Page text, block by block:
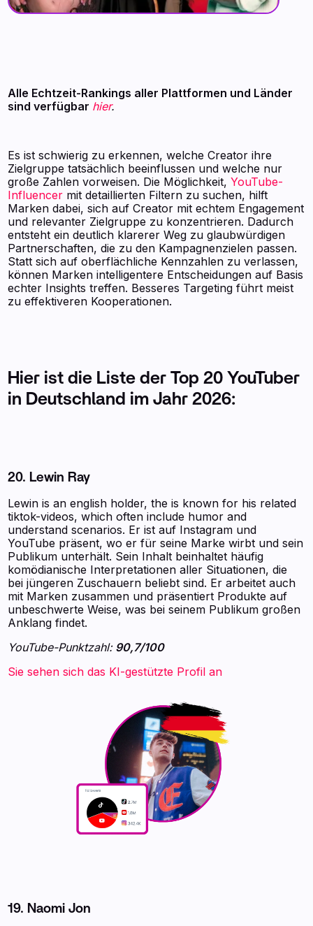
Alle Echtzeit-Rankings aller Plattformen und Länder
sind verfügbar hier.
Es ist schwierig zu erkennen, welche Creator ihre
Zielgruppe tatsächlich beeinflussen und welche nur
große Zahlen vorweisen. Die Möglichkeit,YouTube-
Influencer mit detaillierten Filtern zu suchen, hilft
Marken dabei, sich auf Creator mit echtem Engagement
und relevanter Zielgruppe zu konzentrieren. Dadurch
entsteht ein deutlich klarerer Weg zu glaubwürdigen
Partnerschaften, die zu den Kampagnenzielen passen.
Statt sich auf oberflächliche Kennzahlen zu verlassen,
können Marken intelligentere Entscheidungen auf Basis
echter Insights treffen. Besseres Targeting führt meist
zu effektiveren Kooperationen.
Hier ist die Liste der Top 20 YouTuber
in Deutschland im Jahr 2026:
20. Lewin Ray
Lewin is an english holder, the is known for his related
tiktok-videos, which often include humor and
understand scenarios. Er ist auf Instagram und
YouTube präsent, wo er für seine Marke wirbt und sein
Publikum unterhält. Sein Inhalt beinhaltet häufig
komödianische Interpretationen aller Situationen, die
bei jüngeren Zuschauern beliebt sind. Er arbeitet auch
mit Marken zusammen und präsentiert Produkte auf
unbeschwerte Weise, was bei seinem Publikum großen
Anklang findet.
YouTube-Punktzahl:90,7/100
Sie sehen sich das KI-gestützte Profil an
19. Naomi Jon